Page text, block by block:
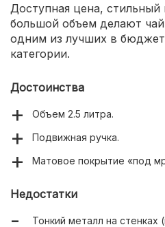
Доступная цена,
большой объем делают
одним из лучших в
категории.
Достоинства
Объем 2.5 литра.
Подвижная ручка.
Матовое покрытие «под
Недостатки
Тонкий металл на стенках